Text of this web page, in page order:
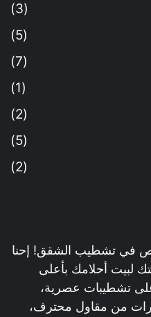
(3)
(5)
(7)
(1)
(2)
(5)
(2)
في تشطيب الشقق! إحنا
لبيت أحلامك بأعلى
تشطيبات عصرية،
من مقاول محترف،